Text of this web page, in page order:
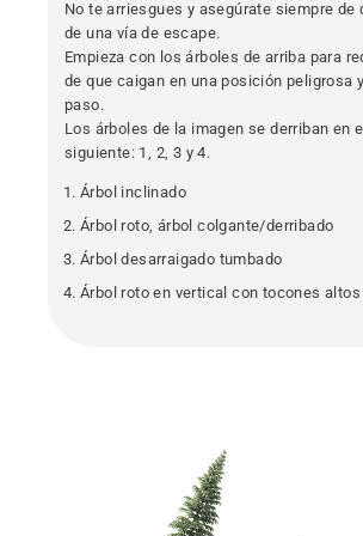
No te arriesgues y asegúrate siempre de
de una vía de escape.
Empieza con los árboles de arriba para
de que caigan en una posición peligrosa
paso.
Los árboles de la imagen se derriban en
siguiente: 1, 2, 3 y 4.
Árbol inclinado
Árbol roto, árbol colgante/derribado
Árbol desarraigado tumbado
Árbol roto en vertical con tocones altos